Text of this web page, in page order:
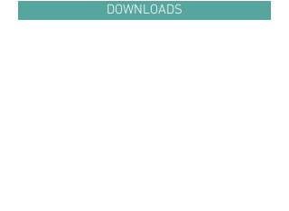
DOWNLOADS